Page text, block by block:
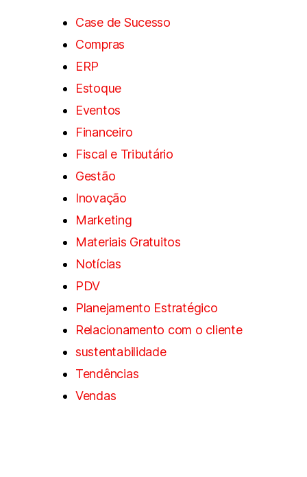
Case de Sucesso
Compras
ERP
Estoque
Eventos
Financeiro
Fiscal e Tributário
Gestão
Inovação
Marketing
Materiais Gratuitos
Notícias
PDV
Planejamento Estratégico
Relacionamento com o cliente
sustentabilidade
Tendências
Vendas